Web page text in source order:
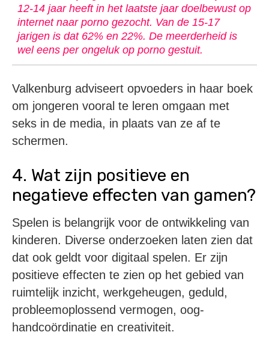
12-14 jaar heeft in het laatste jaar doelbewust op
internet naar porno gezocht. Van de 15-17
jarigen is dat 62% en 22%. De meerderheid is
wel eens per ongeluk op porno gestuit.
Valkenburg adviseert opvoeders in haar boek
om jongeren vooral te leren omgaan met
seks in de media, in plaats van ze af te
schermen.
4. Wat zijn positieve en
negatieve effecten van gamen?
Spelen is belangrijk voor de ontwikkeling van
kinderen. Diverse onderzoeken laten zien dat
dat ook geldt voor digitaal spelen. Er zijn
positieve effecten te zien op het gebied van
ruimtelijk inzicht, werkgeheugen, geduld,
probleemoplossend vermogen, oog-
handcoördinatie en creativiteit.